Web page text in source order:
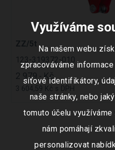
ZZ/5t
123-319372-010
2 979,- Kč
3 604,59 Kč s DPH
Využíváme
Na našem webu
zpracováváme
síťové identifikátory,
naše stránky, nebo
tomuto účelu
nám pomáhají
personalizovat